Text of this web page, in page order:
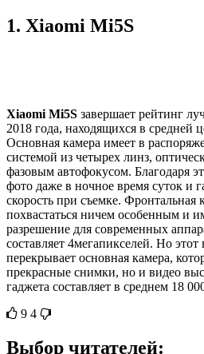
1. Xiaomi Mi5S
Xiaomi Mi5S завершает рейтинг
2018 года, находящихся в средней
Основная камера имеет в
системой из четырех линз,
фазовым автофокусом. Благодаря
фото даже в ночное время суток и
скорость при съемке. Фронтальная
похвастаться ничем особенным и
разрешение для современных
составляет 4мегапикселей. Но этот
перекрывает основная камера,
прекрасные снимки, но и видео
гаджета составляет в среднем 18
9 4
Выбор читателей: